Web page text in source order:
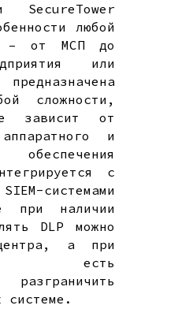
SecureTower
любой
– от МСП до
или
сложности,
зависит от
и
обеспечения
с
системами
при наличии
DLP можно
а при
есть
системе.